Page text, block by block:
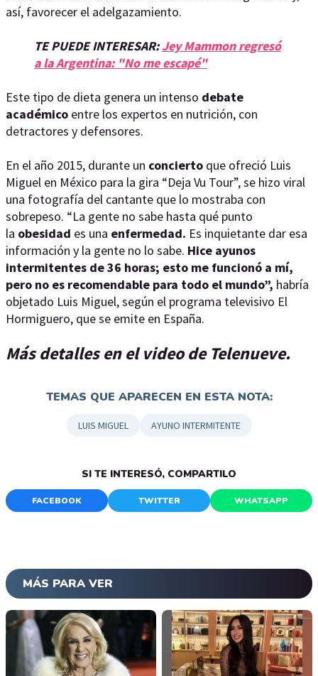
así, favorecer el adelgazamiento.
TE PUEDE INTERESAR:Jey Mammon regresó
a la Argentina: "No me escapé"
Este tipo de dieta genera un intenso debate
académico entre los expertos en nutrición, con
detractores y defensores.
En el año 2015, durante un concierto que ofreció Luis
Miguel en México para la gira “Deja Vu Tour”, se hizo viral
una fotografía del cantante que lo mostraba con
sobrepeso. “La gente no sabe hasta qué punto
la obesidad es una enfermedad. Es inquietante dar esa
información y la gente no lo sabe. Hice ayunos
intermitentes de 36 horas; esto me funcionó a mí,
pero no es recomendable para todo el mundo”, habría
objetado Luis Miguel, según el programa televisivo El
Hormiguero, que se emite en España.
Más detalles en el video de Telenueve.
TEMAS QUE APARECEN EN ESTA NOTA:
LUIS MIGUEL AYUNO INTERMITENTE
SI TE INTERESÓ, COMPARTILO
FACEBOOK TWITTER WHATSAPP
MÁS PARA VER